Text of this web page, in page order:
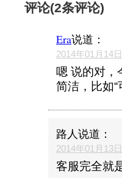
评论(2条评论)
Era说道：
2014年01月14
嗯 说的对，
简洁，比如“
路人说道：
2014年01月13
客服完全就